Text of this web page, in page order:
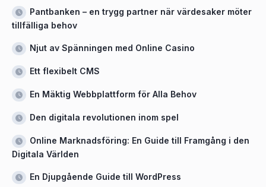
Pantbanken – en trygg partner när värdesaker möter
tillfälliga behov
Njut av Spänningen med Online Casino
Ett flexibelt CMS
En Mäktig Webbplattform för Alla Behov
Den digitala revolutionen inom spel
Online Marknadsföring: En Guide till Framgång i den
Digitala Världen
En Djupgående Guide till WordPress